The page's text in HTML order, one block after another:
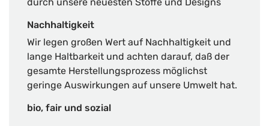
Nachhaltigkeit
Wir legen großen Wert auf Nachhaltigkeit und
lange Haltbarkeit und achten darauf, daß der
gesamte Herstellungsprozess möglichst
geringe Auswirkungen auf unsere Umwelt hat.
bio, fair und sozial